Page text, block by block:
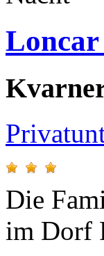
Loncar
Die
im Dorf